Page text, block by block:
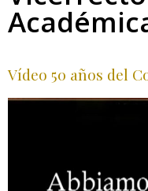
Vídeo 50 años del